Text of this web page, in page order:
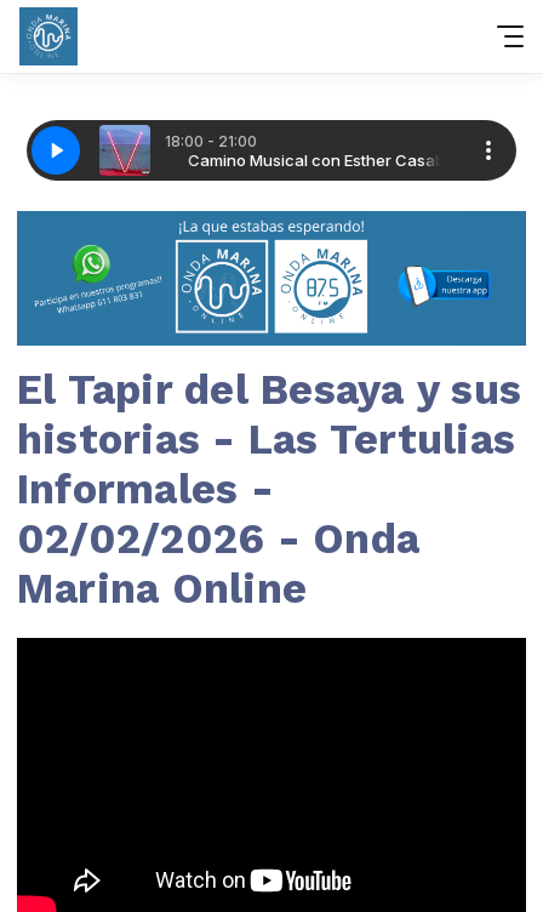
El Tapir del Besaya y sus
historias - Las Tertulias
Informales -
02/02/2026 - Onda
Marina Online